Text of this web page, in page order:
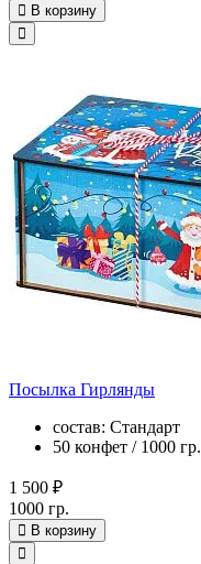
В корзину
Посылка Гирлянды
состав: Стандарт
50 конфет / 1000 гр.
1 500 ₽
1000 гр.
В корзину